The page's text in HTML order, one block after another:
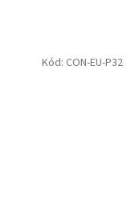
Kód: CON-EU-P32